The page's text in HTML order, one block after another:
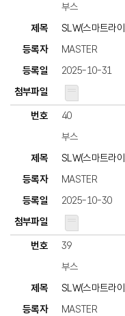
부스
SLW(스마트라
MASTER
2025-10-31
40
부스
SLW(스마트라
MASTER
2025-10-30
39
부스
SLW(스마트라
MASTER